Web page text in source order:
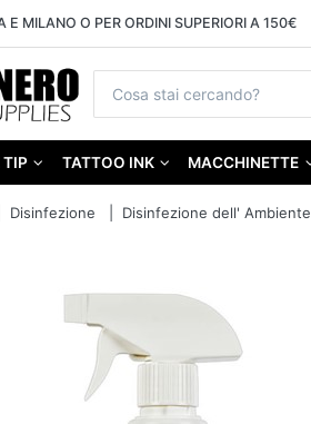
E MILANO O PER ORDINI SUPERIORI A 150€
TIP TATTOO INK MACCHINETTE
Disinfezione Disinfezione dell' Ambiente